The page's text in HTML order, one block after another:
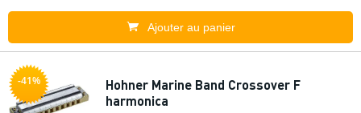
Ajouter au panier
-41%
Hohner Marine Band Crossover F
harmonica